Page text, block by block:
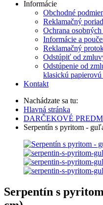
Informácie
Obchodné
Reklamačný
Ochrana
Informácie a
Reklamačný
Odstúpiť od
Odstúpenie od
klasickú
Kontakt
Nachádzate sa tu:
Hlavná stránka
DARČEKOVÉ
Serpentín s pyritom -
Serpentín s